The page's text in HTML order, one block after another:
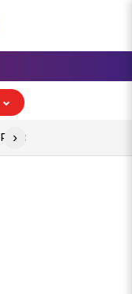
Piala Aff 2026
›